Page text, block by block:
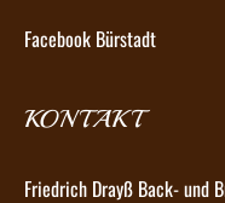
Facebook Bürstadt
KONTAKT
Friedrich Drayß Back- und